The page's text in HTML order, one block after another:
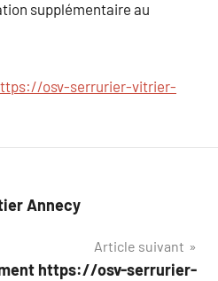
supplémentaire au
osv-serrurier-vitrier-
Annecy
Article suivant
https://osv-serrurier-